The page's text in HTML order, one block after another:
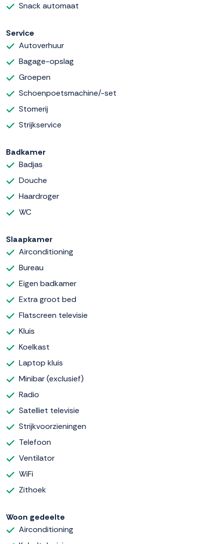
Snack automaat
Service
Autoverhuur
Bagage-opslag
Groepen
Schoenpoetsmachine/-set
Stomerij
Strijkservice
Badkamer
Badjas
Douche
Haardroger
WC
Slaapkamer
Airconditioning
Bureau
Eigen badkamer
Extra groot bed
Flatscreen televisie
Kluis
Koelkast
Laptop kluis
Minibar (exclusief)
Radio
Satelliet televisie
Strijkvoorzieningen
Telefoon
Ventilator
WiFi
Zithoek
Woon gedeelte
Airconditioning